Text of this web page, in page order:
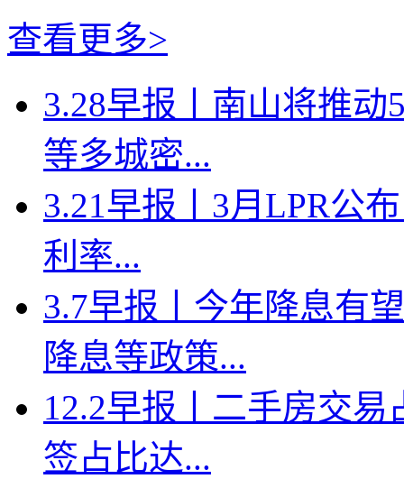
查看更多>
3.28早报丨南山将推
等多城密...
3.21早报丨3月LPR公
利率...
3.7早报丨今年降息有
降息等政策...
12.2早报丨二手房交
签占比达...